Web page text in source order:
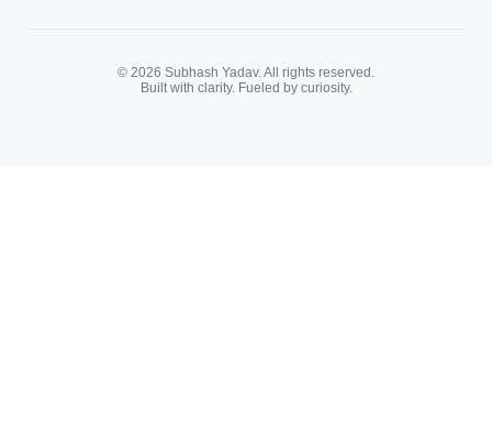
© 2026 Subhash Yadav. All rights reserved.
Built with clarity. Fueled by curiosity.